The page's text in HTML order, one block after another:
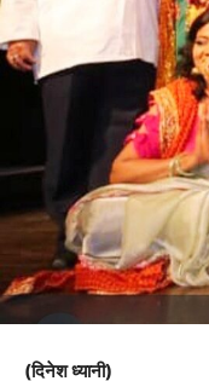
(दिनेश ध्यानी)